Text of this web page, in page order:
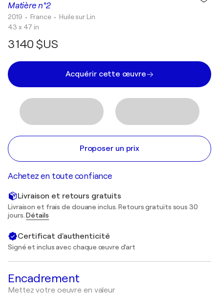
Matière n°2
2019 • France • Huile sur Lin
43 x 47 in
3 140 $US
Acquérir cette œuvre
Proposer un prix
Achetez en toute confiance
Livraison et retours gratuits
Livraison et frais de douane inclus. Retours gratuits sous 30
jours.Détails
Certificat d'authenticité
Signé et inclus avec chaque œuvre d'art
Encadrement
Mettez votre oeuvre en valeur